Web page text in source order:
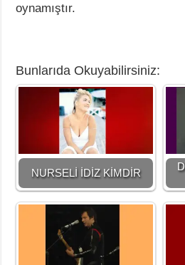
oynamıştır.
Bunlarıda Okuyabilirsiniz:
NURSELİ İDİZ KİMDİR